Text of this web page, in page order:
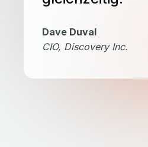
Dave Duval
CIO, Discovery Inc.